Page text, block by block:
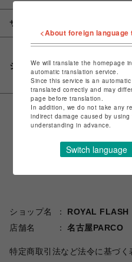
サイズ
シェアする
ショップ名
ROYAL FLASH
店舗名
名古屋PARCO
特定商取引法など法令に基づく
<About foreign
We will translate the homepage
automatic translation service.
Since this service is an
translated correctly and may
page before translation.
In addition, we do not take any
indirect damage caused by
understanding in advance.
Switch language